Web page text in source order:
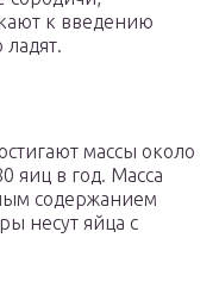
к введению
массы около
яиц в год. Масса
содержанием
несут яйца с